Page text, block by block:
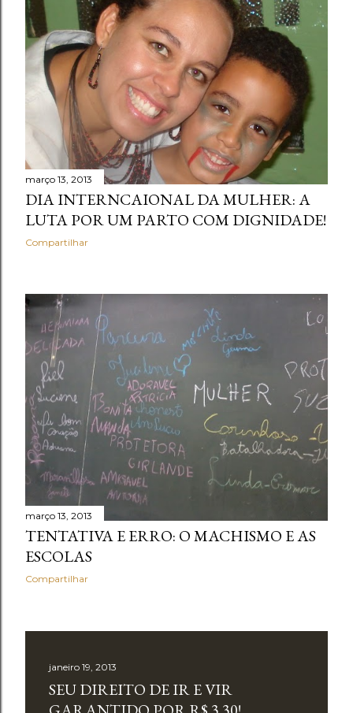
março 13, 2013
DIA INTERNCAIONAL DA MULHER: A
LUTA POR UM PARTO COM DIGNIDADE!
Compartilhar
março 13, 2013
TENTATIVA E ERRO: O MACHISMO E AS
ESCOLAS
Compartilhar
janeiro 19, 2013
SEU DIREITO DE IR E VIR